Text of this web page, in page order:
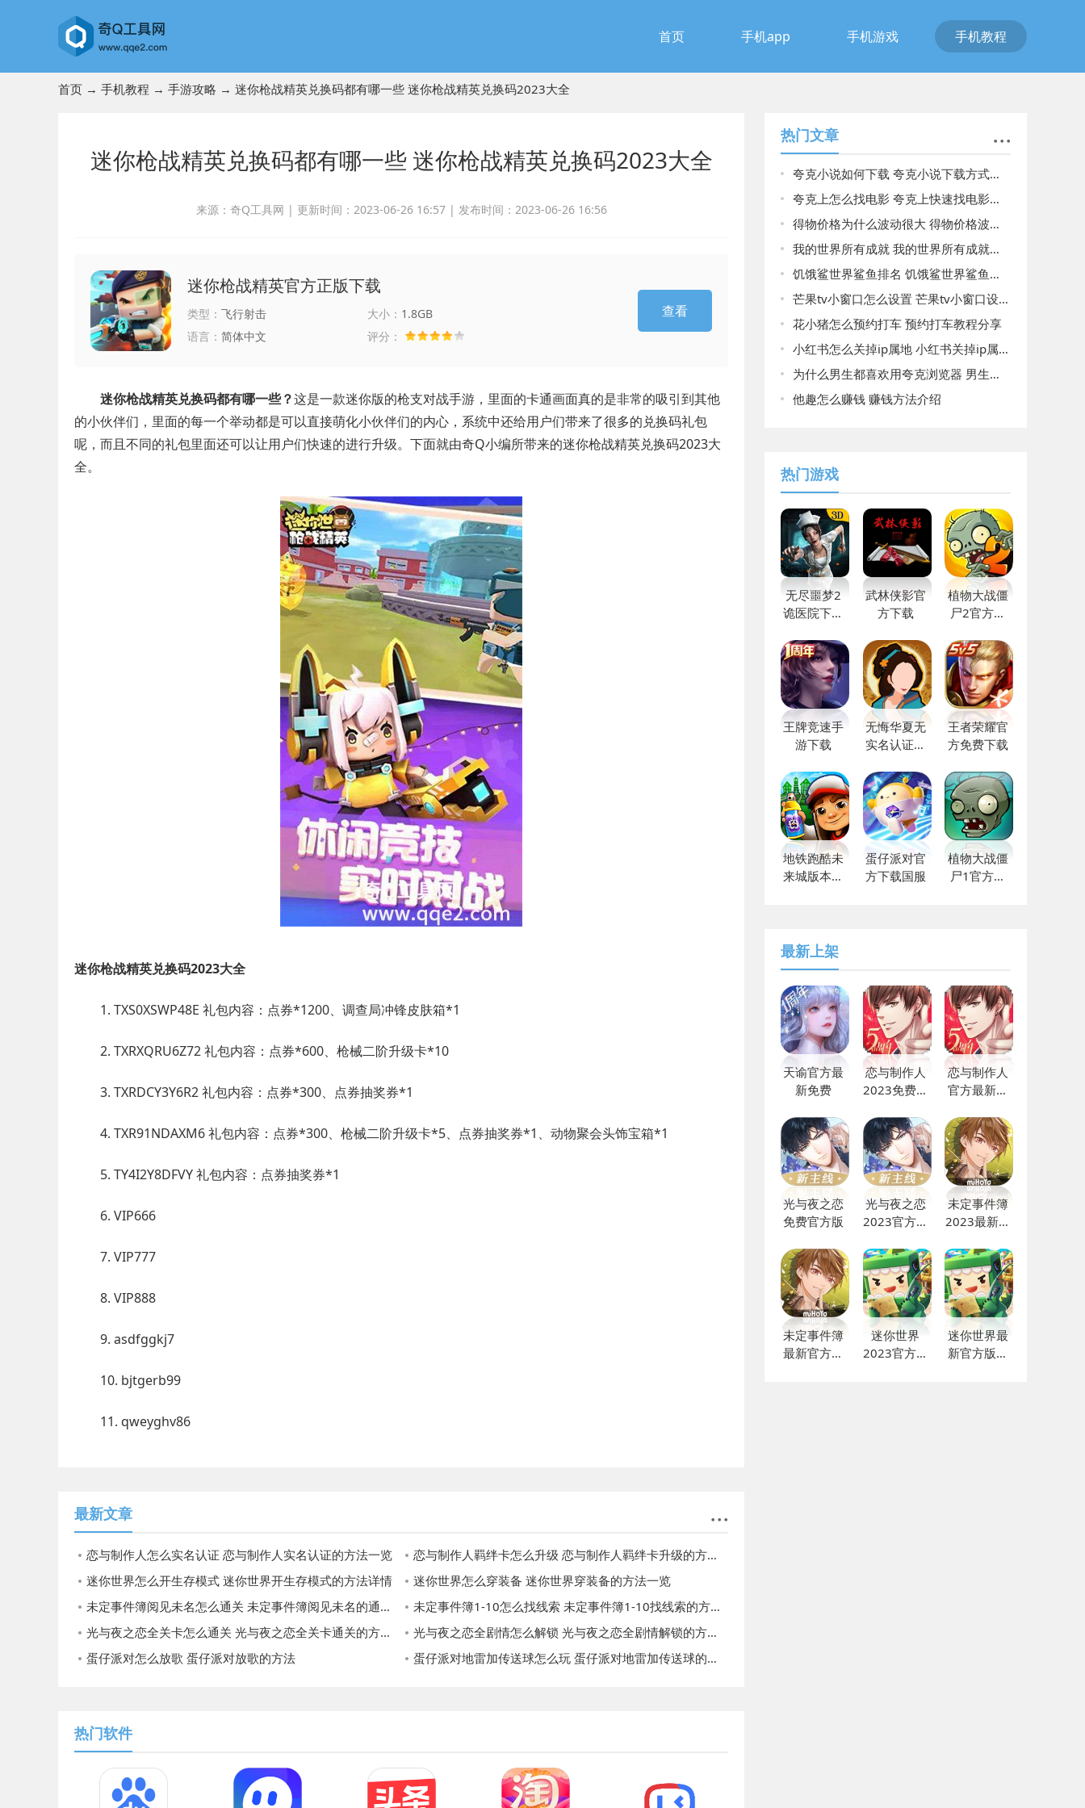
首页 手机app 手机游戏 手机教程
首页 → 手机教程 → 手游攻略 → 迷你枪战精英兑换码都有哪一些 迷你枪战精英兑换码2023大全
迷你枪战精英兑换码都有哪一些 迷你枪战精英兑换码2023大全
来源：奇Q工具网 | 更新时间：2023-06-26 16:57 | 发布时间：2023-06-26 16:56
迷你枪战精英官方正版下载
类型： 飞行射击 大小： 1.8GB
语言： 简体中文 评分：
查看
迷你枪战精英兑换码都有哪一些？这是一款迷你版的枪支对战手游，里面的卡通画面真的是非常的吸引到其他
的小伙伴们，里面的每一个举动都是可以直接萌化小伙伴们的内心，系统中还给用户们带来了很多的兑换码礼包
呢，而且不同的礼包里面还可以让用户们快速的进行升级。下面就由奇Q小编所带来的迷你枪战精英兑换码2023大
全。
迷你枪战精英兑换码2023大全
1. TXS0XSWP48E 礼包内容：点券*1200、调查局冲锋皮肤箱*1
2. TXRXQRU6Z72 礼包内容：点券*600、枪械二阶升级卡*10
3. TXRDCY3Y6R2 礼包内容：点券*300、点券抽奖券*1
4. TXR91NDAXM6 礼包内容：点券*300、枪械二阶升级卡*5、点券抽奖券*1、动物聚会头饰宝箱*1
5. TY4I2Y8DFVY 礼包内容：点券抽奖券*1
6. VIP666
7. VIP777
8. VIP888
9. asdfggkj7
10. bjtgerb99
11. qweyghv86
最新文章
恋与制作人怎么实名认证 恋与制作人实名认证的方法一览
恋与制作人羁绊卡怎么升级 恋与制作人羁绊卡升级的方法一览
迷你世界怎么开生存模式 迷你世界开生存模式的方法详情
迷你世界怎么穿装备 迷你世界穿装备的方法一览
未定事件簿阅见未名怎么通关 未定事件簿阅见未名的通关攻略
未定事件簿1-10怎么找线索 未定事件簿1-10找线索的方法
光与夜之恋全关卡怎么通关 光与夜之恋全关卡通关的方法详情
光与夜之恋全剧情怎么解锁 光与夜之恋全剧情解锁的方法一览
蛋仔派对怎么放歌 蛋仔派对放歌的方法
蛋仔派对地雷加传送球怎么玩 蛋仔派对地雷加传送球的玩法详情
热门软件
热门文章
夸克小说如何下载 夸克小说下载方式分享
夸克上怎么找电影 夸克上快速找电影的方法
得物价格为什么波动很大 得物价格波动很大原因一览
我的世界所有成就 我的世界所有成就一览
饥饿鲨世界鲨鱼排名 饥饿鲨世界鲨鱼排名一览
芒果tv小窗口怎么设置 芒果tv小窗口设置方法介绍
花小猪怎么预约打车 预约打车教程分享
小红书怎么关掉ip属地 小红书关掉ip属地的方法
为什么男生都喜欢用夸克浏览器 男生都喜欢用夸克浏览器原因揭晓
他趣怎么赚钱 赚钱方法介绍
热门游戏
无尽噩梦2
诡医院下载
武林侠影官
方下载
植物大战僵
尸2官方最
王牌竞速手
游下载
无悔华夏无
实名认证下
王者荣耀官
方免费下载
地铁跑酷未
来城版本下
蛋仔派对官
方下载国服
植物大战僵
尸1官方正
最新上架
天谕官方最
新免费
恋与制作人
2023免费下
恋与制作人
官方最新版
光与夜之恋
免费官方版
光与夜之恋
2023官方最
未定事件簿
2023最新免
未定事件簿
最新官方版
迷你世界
2023官方最
迷你世界最
新官方版下